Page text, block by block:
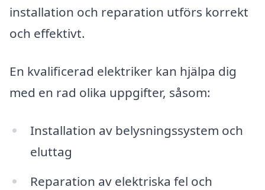
installation och reparation utförs korrekt
och effektivt.
En kvalificerad elektriker kan hjälpa dig
med en rad olika uppgifter, såsom:
Installation av belysningssystem och
eluttag
Reparation av elektriska fel och